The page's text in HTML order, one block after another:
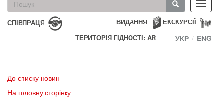
форма
Пошук
СПІВПРАЦЯ ЕКСКУРСІЇ
ВИДАННЯ
ТЕРИТОРІЯ ГІДНОСТІ: AR
УКР ENG
До списку новин
На головну сторінку